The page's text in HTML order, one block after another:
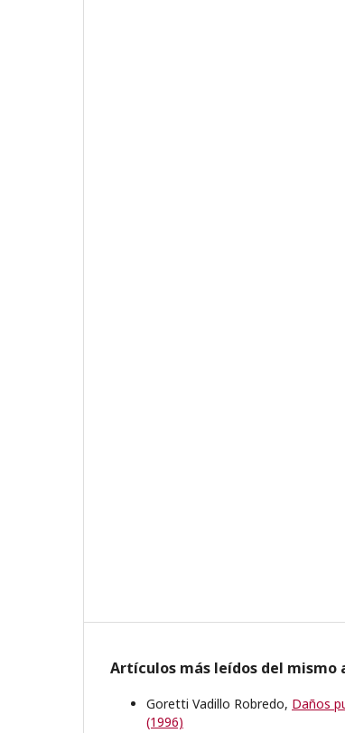
Artículos más leídos del mismo
Goretti Vadillo Robredo, Daños
(1996)